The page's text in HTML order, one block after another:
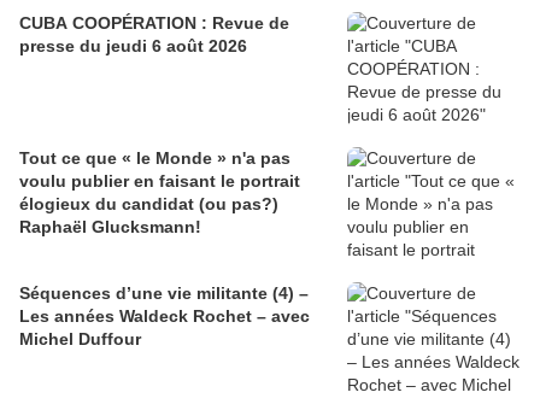
CUBA COOPÉRATION : Revue de
presse du jeudi 6 août 2026
Tout ce que « le Monde » n'a pas
voulu publier en faisant le portrait
élogieux du candidat (ou pas?)
Raphaël Glucksmann!
Séquences d’une vie militante (4) –
Les années Waldeck Rochet – avec
Michel Duffour